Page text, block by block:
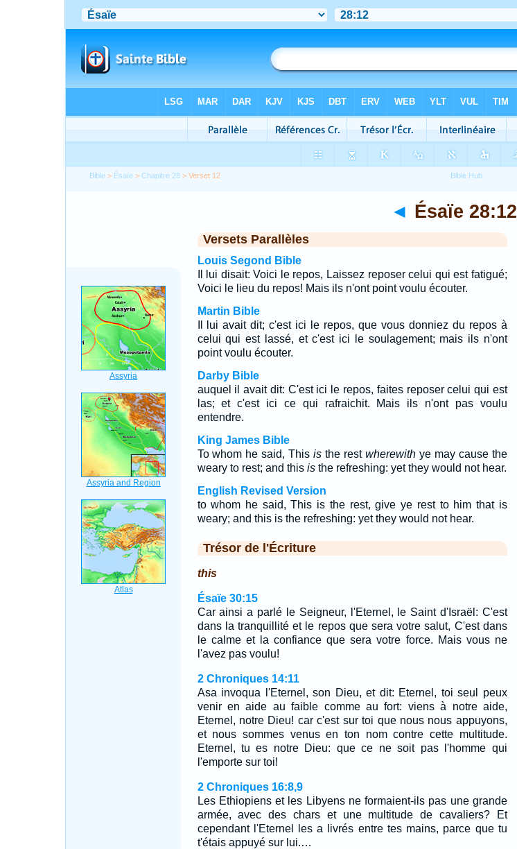
Bible > Ésaïe >Chapitre 28 > Verset 12
◄ Ésaïe 28:12
Versets Parallèles
Louis Segond Bible
Il lui disait: Voici le repos, Laissez reposer celui qui est fatigué;
Voici le lieu du repos! Mais ils n'ont point voulu écouter.
Martin Bible
Il lui avait dit; c'est ici le repos, que vous donniez du repos à
celui qui est lassé, et c'est ici le soulagement; mais ils n'ont
point voulu écouter.
Darby Bible
auquel il avait dit: C'est ici le repos, faites reposer celui qui est
las; et c'est ici ce qui rafraichit. Mais ils n'ont pas voulu
entendre.
King James Bible
To whom he said, Thisis the restwherewith ye may cause the
weary to rest; and this isthe refreshing: yet they would not hear.
English Revised Version
to whom he said, This is the rest, give ye rest to him that is
weary; and this is the refreshing: yet they would not hear.
Trésor de l'Écriture
this
Ésaïe 30:15
Car ainsi a parlé le Seigneur, l'Eternel, le Saint d'Israël: C'est
dans la tranquillité et le repos que sera votre salut, C'est dans
le calme et la confiance que sera votre force. Mais vous ne
l'avez pas voulu!
2 Chroniques 14:11
Asa invoqua l'Eternel, son Dieu, et dit: Eternel, toi seul peux
venir en aide au faible comme au fort: viens à notre aide,
Eternel, notre Dieu! car c'est sur toi que nous nous appuyons,
et nous sommes venus en ton nom contre cette multitude.
Eternel, tu es notre Dieu: que ce ne soit pas l'homme qui
l'emporte sur toi!
2 Chroniques 16:8,9
Les Ethiopiens et les Libyens ne formaient-ils pas une grande
armée, avec des chars et une multitude de cavaliers? Et
cependant l'Eternel les a livrés entre tes mains, parce que tu
t'étais appuyé sur lui.…